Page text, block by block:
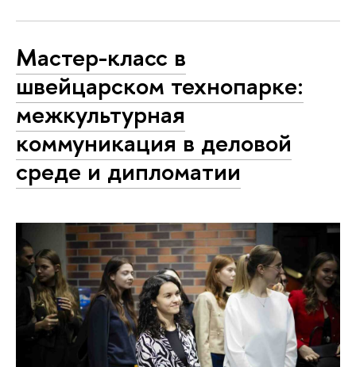
Мастер-класс в
швейцарском технопарке:
межкультурная
коммуникация в деловой
среде и дипломатии